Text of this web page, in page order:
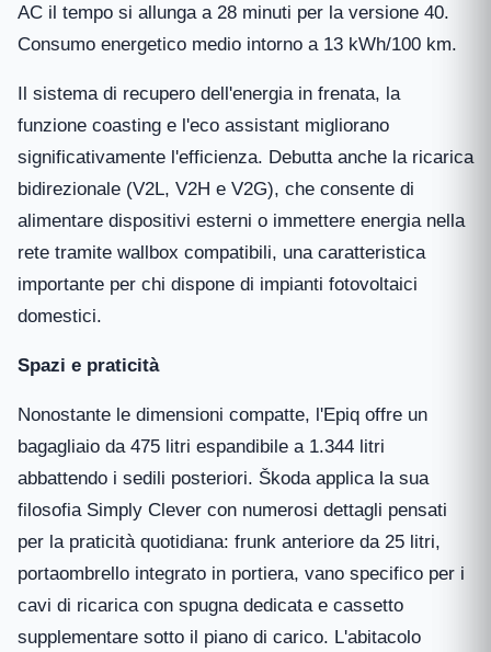
AC il tempo si allunga a 28 minuti per la versione 40.
Consumo energetico medio intorno a 13 kWh/100 km.
Il sistema di recupero dell'energia in frenata, la
funzione coasting e l'eco assistant migliorano
significativamente l'efficienza. Debutta anche la ricarica
bidirezionale (V2L, V2H e V2G), che consente di
alimentare dispositivi esterni o immettere energia nella
rete tramite wallbox compatibili, una caratteristica
importante per chi dispone di impianti fotovoltaici
domestici.
Spazi e praticità
Nonostante le dimensioni compatte, l'Epiq offre un
bagagliaio da 475 litri espandibile a 1.344 litri
abbattendo i sedili posteriori. Škoda applica la sua
filosofia Simply Clever con numerosi dettagli pensati
per la praticità quotidiana: frunk anteriore da 25 litri,
portaombrello integrato in portiera, vano specifico per i
cavi di ricarica con spugna dedicata e cassetto
supplementare sotto il piano di carico. L'abitacolo